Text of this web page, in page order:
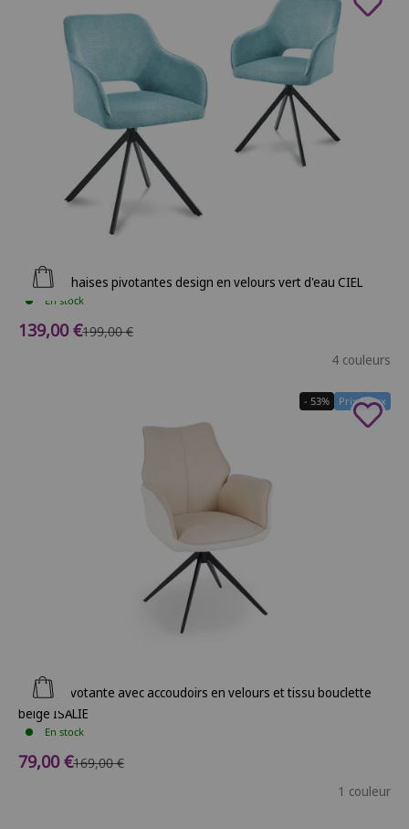
Ajouter au panier
Lot de 2 chaises pivotantes design en velours vert d'eau CIEL
En stock
Prix de vente
139,00 €Prix normal
199,00 €
4 couleurs
Prix Doux
- 53%
Ajouter au panier
Chaise pivotante avec accoudoirs en velours et tissu bouclette
beige ISALIE
En stock
Prix de vente
79,00 €Prix normal
169,00 €
1 couleur